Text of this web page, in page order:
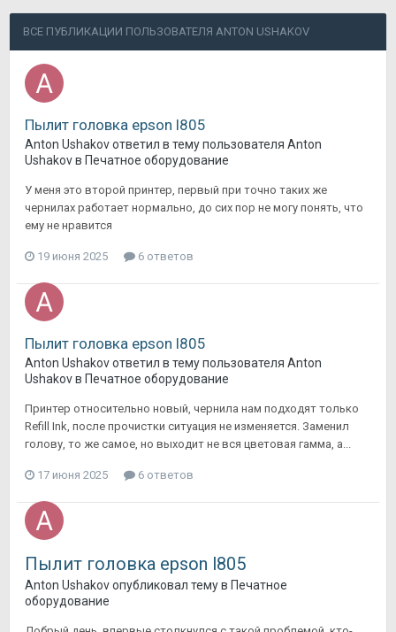
ВСЕ ПУБЛИКАЦИИ ПОЛЬЗОВАТЕЛЯ ANTON USHAKOV
Пылит головка epson l805
Anton Ushakovответил в тему пользователя Anton
Ushakovв Печатное оборудование
У меня это второй принтер, первый при точно таких же
чернилах работает нормально, до сих пор не могу понять, что
ему не нравится
19 июня 2025 6 ответов
Пылит головка epson l805
Anton Ushakovответил в тему пользователя Anton
Ushakovв Печатное оборудование
Принтер относительно новый, чернила нам подходят только
Refill Ink, после прочистки ситуация не изменяется. Заменил
голову, то же самое, но выходит не вся цветовая гамма, а...
17 июня 2025 6 ответов
Пылит головка epson l805
Anton Ushakovопубликовал тему в Печатное
оборудование